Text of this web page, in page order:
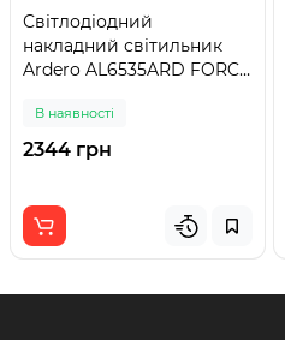
Світлодіодний
накладний світильник
Ardero AL6535ARD FORCE
В наявності
2344 грн